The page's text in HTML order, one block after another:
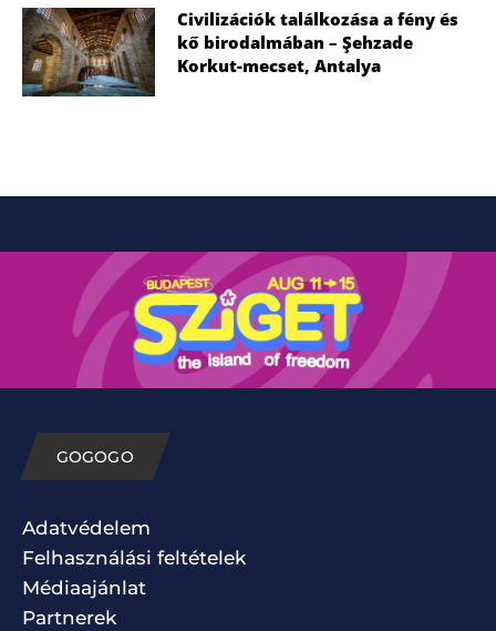
Civilizációk találkozása a fény és
kő birodalmában – Şehzade
Korkut-mecset, Antalya
GOGOGO
Adatvédelem
Felhasználási feltételek
Médiaajánlat
Partnerek